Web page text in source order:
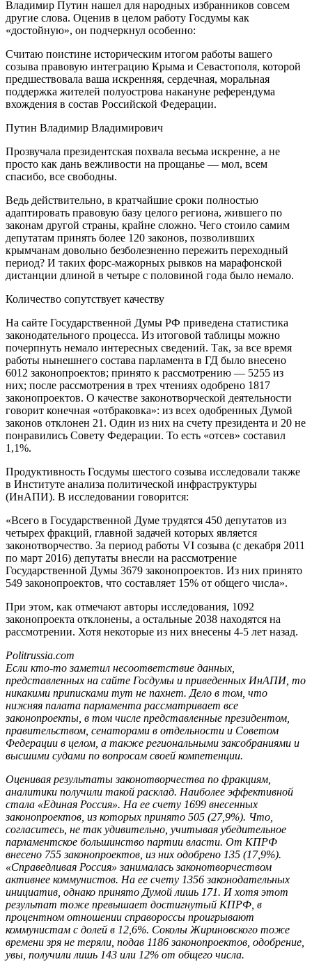
Владимир Путин нашел для народных избранников совсем
другие слова. Оценив в целом работу Госдумы как
«достойную», он подчеркнул особенно:
Считаю поистине историческим итогом работы вашего
созыва правовую интеграцию Крыма и Севастополя, которой
предшествовала ваша искренняя, сердечная, моральная
поддержка жителей полуострова накануне референдума
вхождения в состав Российской Федерации.
Путин Владимир Владимирович
Прозвучала президентская похвала весьма искренне, а не
просто как дань вежливости на прощанье — мол, всем
спасибо, все свободны.
Ведь действительно, в кратчайшие сроки полностью
адаптировать правовую базу целого региона, жившего по
законам другой страны, крайне сложно. Чего стоило самим
депутатам принять более 120 законов, позволивших
крымчанам довольно безболезненно пережить переходный
период? И таких форс-мажорных рывков на марафонской
дистанции длиной в четыре с половиной года было немало.
Количество сопутствует качеству
На сайте Государственной Думы РФ приведена статистика
законодательного процесса. Из итоговой таблицы можно
почерпнуть немало интересных сведений. Так, за все время
работы нынешнего состава парламента в ГД было внесено
6012 законопроектов; принято к рассмотрению — 5255 из
них; после рассмотрения в трех чтениях одобрено 1817
законопроектов. О качестве законотворческой деятельности
говорит конечная «отбраковка»: из всех одобренных Думой
законов отклонен 21. Один из них на счету президента и 20 не
понравились Совету Федерации. То есть «отсев» составил
1,1%.
Продуктивность Госдумы шестого созыва исследовали также
в Институте анализа политической инфраструктуры
(ИнАПИ). В исследовании говорится:
«Всего в Государственной Думе трудятся 450 депутатов из
четырех фракций, главной задачей которых является
законотворчество. За период работы VI созыва (с декабря 2011
по март 2016) депутаты внесли на рассмотрение
Государственной Думы 3679 законопроектов. Из них принято
549 законопроектов, что составляет 15% от общего числа».
При этом, как отмечают авторы исследования, 1092
законопроекта отклонены, а остальные 2038 находятся на
рассмотрении. Хотя некоторые из них внесены 4-5 лет назад.
Politrussia.com
Если кто-то заметил несоответствие данных,
представленных на сайте Госдумы и приведенных ИнАПИ, то
никакими приписками тут не пахнет. Дело в том, что
нижняя палата парламента рассматривает все
законопроекты, в том числе представленные президентом,
правительством, сенаторами в отдельности и Советом
Федерации в целом, а также региональными заксобраниями и
высшими судами по вопросам своей компетенции.
Оценивая результаты законотворчества по фракциям,
аналитики получили такой расклад. Наиболее эффективной
стала «Единая Россия». На ее счету 1699 внесенных
законопроектов, из которых принято 505 (27,9%). Что,
согласитесь, не так удивительно, учитывая убедительное
парламентское большинство партии власти. От КПРФ
внесено 755 законопроектов, из них одобрено 135 (17,9%).
«Справедливая Россия» занималась законотворчеством
активнее коммунистов. На ее счету 1356 законодательных
инициатив, однако принято Думой лишь 171. И хотя этот
результат тоже превышает достигнутый КПРФ, в
процентном отношении справороссы проигрывают
коммунистам с долей в 12,6%. Соколы Жириновского тоже
времени зря не теряли, подав 1186 законопроектов, одобрение,
увы, получили лишь 143 или 12% от общего числа.